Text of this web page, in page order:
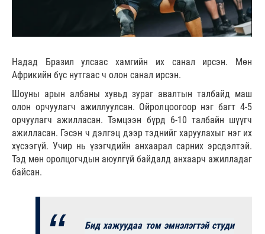
Надад Бразил улсаас хамгийн их санал ирсэн. Мөн
Африкийн бүс нутгаас ч олон санал ирсэн.
Шоуны арын албаны хувьд зураг авалтын талбайд маш
олон орчуулагч ажиллуулсан. Ойролцоогоор нэг багт 4-5
орчуулагч ажилласан. Тэмцээн бүрд 6-10 талбайн шүүгч
ажилласан. Гэсэн ч дэлгэц дээр тэднийг харуулахыг нэг их
хүсээгүй. Учир нь үзэгчдийн анхаарал сарних эрсдэлтэй.
Тэд мөн оролцогчдын аюулгүй байдалд анхаарч ажилладаг
байсан.
Бид хажуудаа том эмнэлэгтэй студи